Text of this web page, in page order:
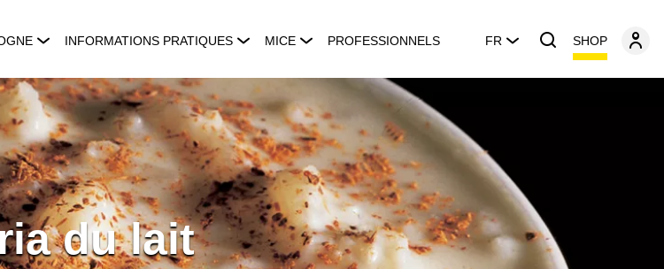
INFORMATIONS PRATIQUES MICE PROFESSIONNELS FR SHOP
du lait